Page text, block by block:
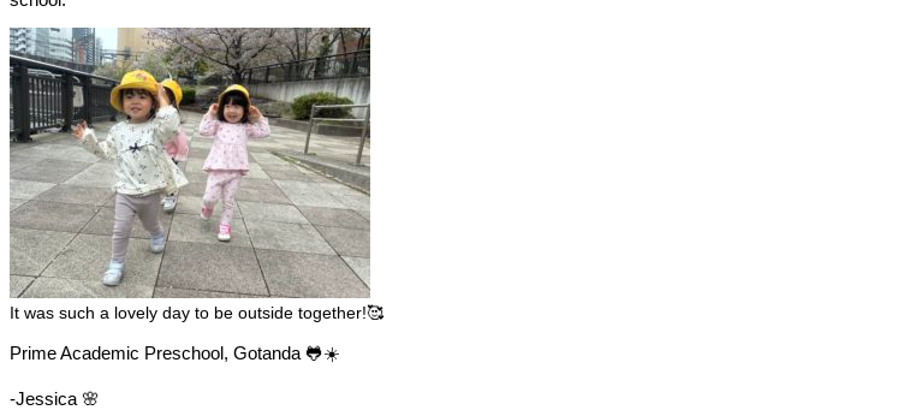
It was such a lovely day to be outside together!🥰
Prime Academic Preschool, Gotanda 🐸☀️
-Jessica 🌸